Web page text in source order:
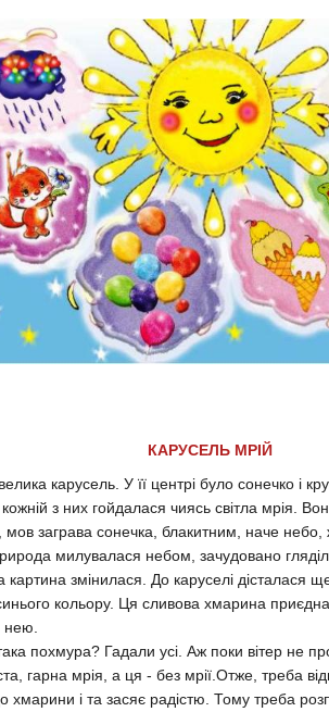
КАРУСЕЛЬ МРІЙ
карусель. У її центрі було сонечко і
з них гойдалася чиясь світла мрія.
мов заграва сонечка, блакитним, наче
милувалася небом, зачудовано
картина змінилася. До каруселі дісталася
кольору. Ця сливова хмарина
нею.
похмура? Гадали усі. Аж поки вітер не
гарна мрія, а ця - без мрії.Отже, треба
хмарини і та засяє радістю. Тому треба